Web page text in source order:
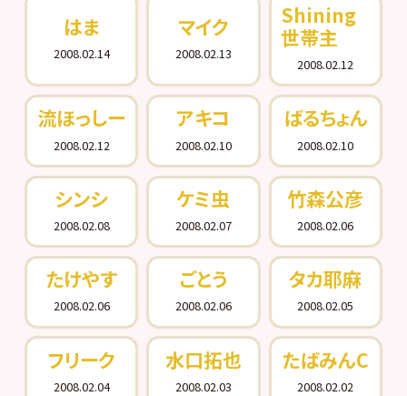
はま
2008.02.14
マイク
2008.02.13
Shining
世帯主
2008.02.12
流ほっしー
2008.02.12
アキコ
2008.02.10
ばるちょん
2008.02.10
シンシ
2008.02.08
ケミ虫
2008.02.07
竹森公彦
2008.02.06
たけやす
2008.02.06
ごとう
2008.02.06
タカ耶麻
2008.02.05
フリーク
2008.02.04
水口拓也
2008.02.03
たばみんC
2008.02.02